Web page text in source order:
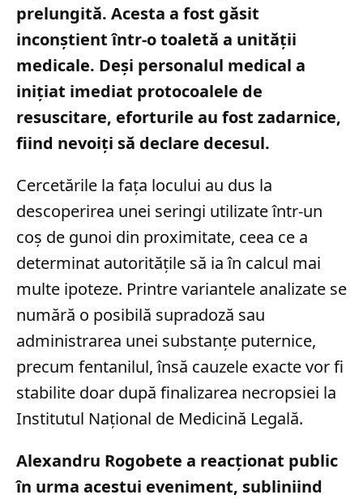
prelungită. Acesta a fost găsit
inconștient într-o toaletă a unității
medicale. Deși personalul medical a
inițiat imediat protocoalele de
resuscitare, eforturile au fost zadarnice,
fiind nevoiți să declare decesul.
Cercetările la fața locului au dus la
descoperirea unei seringi utilizate într-un
coș de gunoi din proximitate, ceea ce a
determinat autoritățile să ia în calcul mai
multe ipoteze. Printre variantele analizate se
numără o posibilă supradoză sau
administrarea unei substanțe puternice,
precum fentanilul, însă cauzele exacte vor fi
stabilite doar după finalizarea necropsiei la
Institutul Național de Medicină Legală.
Alexandru Rogobete a reacționat public
în urma acestui eveniment, subliniind